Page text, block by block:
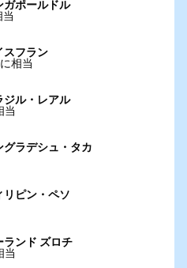
ポールドル
フラン
相当
ル・レアル
当
ラデシュ・タカ
ピン・ペソ
ンド ズロチ
当